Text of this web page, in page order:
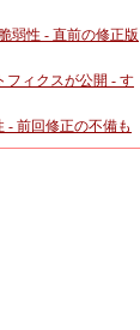
脆弱性 - 直前の修正版
フィクスが公開 - す
- 前回修正の不備も